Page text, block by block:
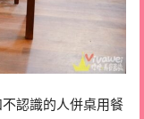
認識的人併桌用餐